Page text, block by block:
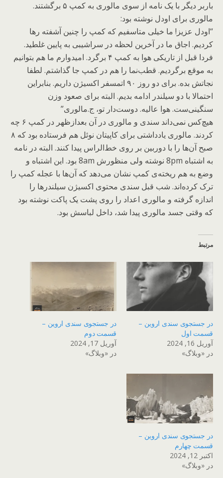
باربر دیگر با یک نامه از سوی مالوری به کمپ ۵ برگشتند.
مالوری برای اودل نوشته بود:
“اودل عزیز! ما خیلی متاسفیم که کمپ را چنین آشفته رها
کردیم. اجاق ما در آخرین لحظه در سراشیبی به پایین غلطید.
فردا قبل از تاریکی هوا به کمپ ۴ برگرد. امیدوارم ما هم بتوانیم
به موقع برگردیم. قطب‌نما را هم در کمپ جا گذاشتم. لطفا
نجاتش بده. برای دو روز ۹۰ اتمسفر اکسیژن داریم. بنابراین
احتمالا با دو سیلندر ادامه بدیم. البته برای صعود وزن
سنگینی‌ست. هوا عالیه. دوست‌دار تو، ج.مالوری”
هیچ‌کس نمی‌داند سندی و مالوری در آن بعدازظهر در کمپ ۶ چه
کردند. مالوری یادداشتی برای کاپیتان نوئل هم فرستاده بود که ۸
صبح آن‌ها را با دوربین بر روی خط‌الراس پیدا کنند. البته در نامه
به اشتباه 8pm نوشته ولی منظورش 8am بود. این اشتباه و
وضع به هم ریخته‌ی کمپ نشان می‌دهد که آن‌ها با عجله کمپ را
ترک کرده‌اند. شب قبل سندی محتوی اکسیژن سیلندرها را
اندازه گرفته و مالوری اعداد را روی پشت یک پاکت نوشته بود
که وقتی جسد مالوری پیدا شد، داخل لباسش بود.
مرتبط
در جستجوی سندی اروین –
قسمت اول
آوریل 16, 2024
در «وبلاگ»
در جستجوی سندی اروین –
قسمت دوم
آوریل 17, 2024
در «وبلاگ»
در جستجوی سندی اروین –
قسمت چهارم
اکتبر 12, 2024
در «وبلاگ»